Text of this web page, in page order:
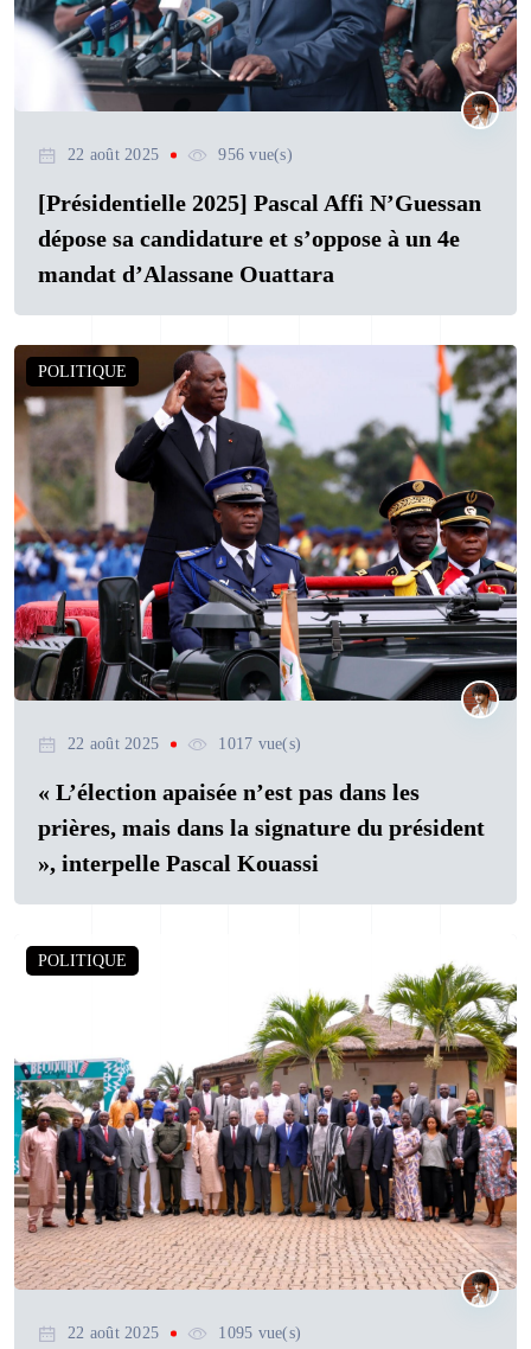
22 août 2025 956 vue(s)
[Présidentielle 2025] Pascal Affi N’Guessan
dépose sa candidature et s’oppose à un 4e
mandat d’Alassane Ouattara
POLITIQUE
22 août 2025 1017 vue(s)
« L’élection apaisée n’est pas dans les
prières, mais dans la signature du président
», interpelle Pascal Kouassi
POLITIQUE
22 août 2025 1095 vue(s)